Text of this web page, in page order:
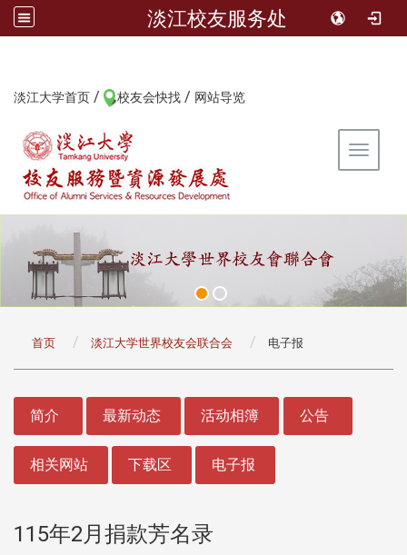
淡江校友服务处
淡江大学首页 / 校友会快找 / 网站导览
Toggle
首页 淡江大学世界校友会联合会 电子报
简介 最新动态 活动相簿 公告
相关网站 下载区 电子报
115年2月捐款芳名录